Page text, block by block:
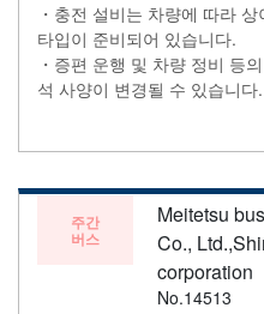
・충전 설비는 차량에 따라
타입이 준비되어 있습니다.
・증편 운행 및 차량 정비 등
석 사양이 변경될 수 있습니
주간
버스
Meitetsu
Co.,
corporation
No.14513